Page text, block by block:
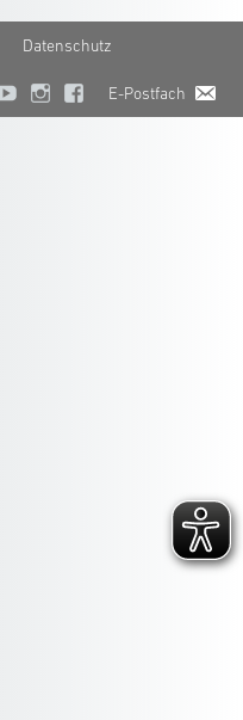
Datenschutz
E-Postfach